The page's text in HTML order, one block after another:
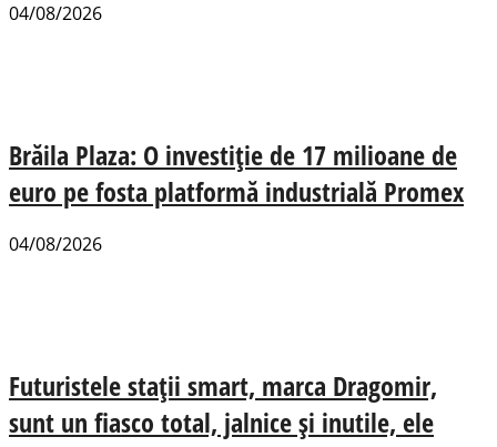
04/08/2026
Brăila Plaza: O investiție de 17 milioane de
euro pe fosta platformă industrială Promex
04/08/2026
Futuristele stații smart, marca Dragomir,
sunt un fiasco total, jalnice și inutile, ele